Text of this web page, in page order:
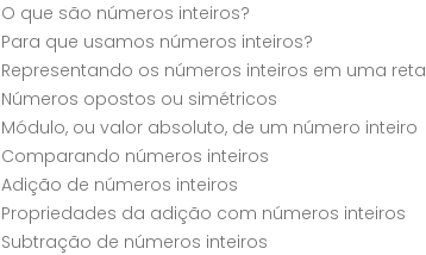
O que são números inteiros?
Para que usamos números inteiros?
Representando os números inteiros em uma reta
Números opostos ou simétricos
Módulo, ou valor absoluto, de um número inteiro
Comparando números inteiros
Adição de números inteiros
Propriedades da adição com números inteiros
Subtração de números inteiros